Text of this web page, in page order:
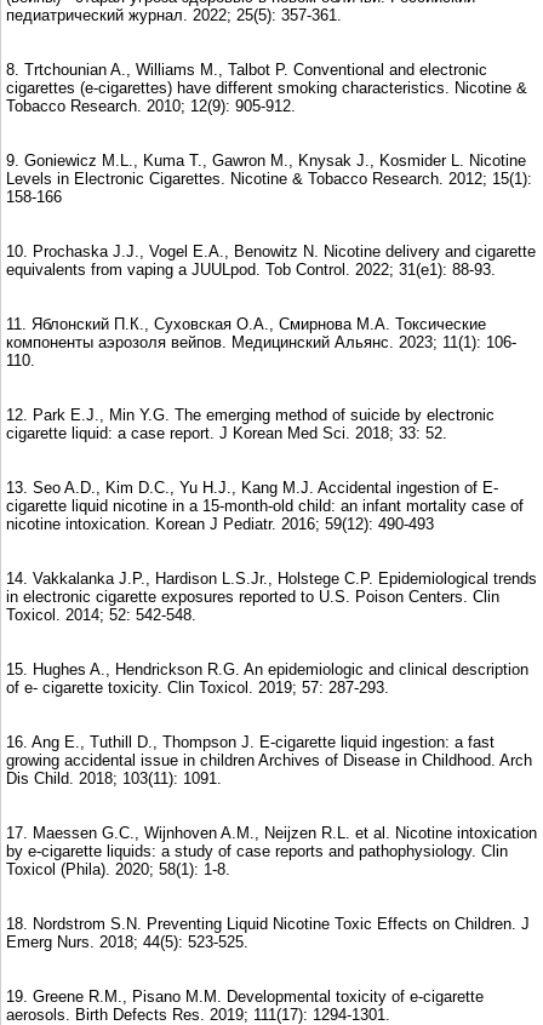
педиатрический журнал. 2022; 25(5): 357-361.
8. Trtchounian A., Williams M., Talbot P. Conventional and electronic
cigarettes (e-cigarettes) have different smoking characteristics. Nicotine &
Tobacco Research. 2010; 12(9): 905-912.
9. Goniewicz M.L., Kuma T., Gawron M., Knysak J., Kosmider L. Nicotine
Levels in Electronic Cigarettes. Nicotine & Tobacco Research. 2012; 15(1):
158-166
10. Prochaska J.J., Vogel E.A., Benowitz N. Nicotine delivery and cigarette
equivalents from vaping a JUULpod. Tob Control. 2022; 31(e1): 88-93.
11. Яблонский П.К., Суховская О.А., Смирнова М.А. Токсические
компоненты аэрозоля вейпов. Медицинский Альянс. 2023; 11(1): 106-
110.
12. Park E.J., Min Y.G. The emerging method of suicide by electronic
cigarette liquid: a case report. J Korean Med Sci. 2018; 33: 52.
13. Seo A.D., Kim D.C., Yu H.J., Kang M.J. Accidental ingestion of E-
cigarette liquid nicotine in a 15-month-old child: an infant mortality case of
nicotine intoxication. Korean J Pediatr. 2016; 59(12): 490-493
14. Vakkalanka J.P., Hardison L.S.Jr., Holstege C.P. Epidemiological trends
in electronic cigarette exposures reported to U.S. Poison Centers. Clin
Toxicol. 2014; 52: 542-548.
15. Hughes A., Hendrickson R.G. An epidemiologic and clinical description
of e- cigarette toxicity. Clin Toxicol. 2019; 57: 287-293.
16. Ang E., Tuthill D., Thompson J. E-cigarette liquid ingestion: a fast
growing accidental issue in children Archives of Disease in Childhood. Arch
Dis Child. 2018; 103(11): 1091.
17. Maessen G.C., Wijnhoven A.M., Neijzen R.L. et al. Nicotine intoxication
by e-cigarette liquids: a study of case reports and pathophysiology. Clin
Toxicol (Phila). 2020; 58(1): 1-8.
18. Nordstrom S.N. Preventing Liquid Nicotine Toxic Effects on Children. J
Emerg Nurs. 2018; 44(5): 523-525.
19. Greene R.M., Pisano M.M. Developmental toxicity of e-cigarette
aerosols. Birth Defects Res. 2019; 111(17): 1294-1301.